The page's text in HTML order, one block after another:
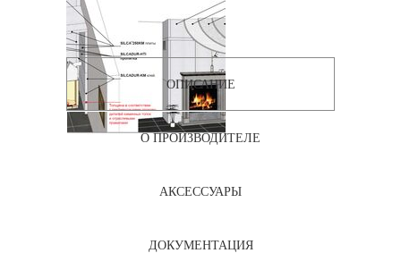
ОПИСАНИЕ
О ПРОИЗВОДИТЕЛЕ
АКСЕССУАРЫ
ДОКУМЕНТАЦИЯ